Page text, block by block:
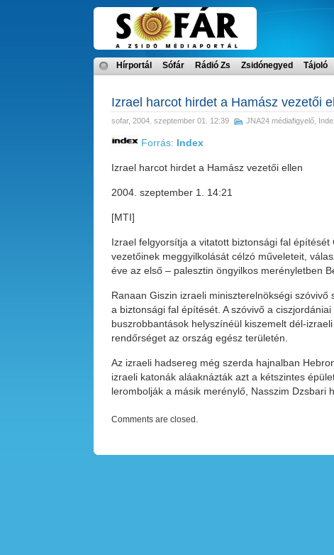
Hírportál Sófár Rádió Zs Zsidónegyed Tájoló
Izrael harcot hirdet a Hamász vezetői
sofar, 2004. szeptember 01. 12:39 JNA24 médiafigyelő
Forrás: Index
Izrael harcot hirdet a Hamász vezetői ellen
2004. szeptember 1. 14:21
[MTI]
Izrael felgyorsítja a vitatott biztonsági fal
vezetőinek meggyilkolását célzó műveleteit,
éve az első – palesztin öngyilkos merényletben
Ranaan Giszin izraeli miniszterelnökségi
a biztonsági fal építését. A szóvivő a
buszrobbantások helyszínéül kiszemelt dél-
rendőrséget az ország egész területén.
Az izraeli hadsereg még szerda hajnalban
izraeli katonák aláaknázták azt a kétszintes
lerombolják a másik merénylő, Nasszim Dzsbari
Comments are closed.